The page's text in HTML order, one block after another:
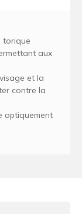
torique
aux
et la
contre la
optiquement